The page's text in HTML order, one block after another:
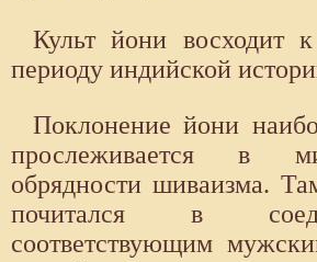
Культ йони восходит
периоду индийской
Поклонение йони
прослеживается в
обрядности шиваизма.
почитался в
соответствующим